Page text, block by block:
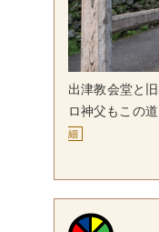
出津教会堂と
ロ神父もこの
細